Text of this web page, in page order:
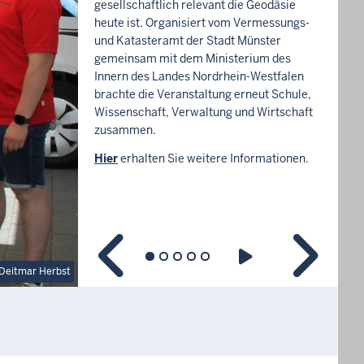
Herbst
gesellschaftlich relevant die Geodäsie
heute ist. Organisiert vom Vermessungs-
und Katasteramt der Stadt Münster
gemeinsam mit dem Ministerium des
Innern des Landes Nordrhein-Westfalen
brachte die Veranstaltung erneut Schule,
Wissenschaft, Verwaltung und Wirtschaft
zusammen.
Hiererhalten Sie weitere Informationen.